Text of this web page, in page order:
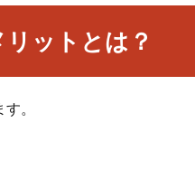
ットとは？
。